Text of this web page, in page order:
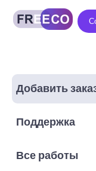
Добавить
Поддержка
Все работы